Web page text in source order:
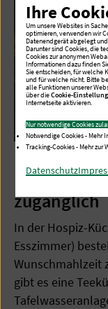
Hospiz-
zugänglich
In der Hospiz-
Esszimmer)
Wunschmahlzeit
gibt es eine
Ihre
Um unsere Websites in
optimieren, verwenden wir
Datenendgerät abgelegt
Darunter sind Cookies, die
Cookies zur anonymen
Informationen dazu finden
Sie entscheiden, für welche
und für welche nicht. Bitte
alle Funktionen unserer
über dieCookie-
Internetseite aktivieren.
Nur notwendige Cookies
Notwendige Cookies - Mehr
Tracking-Cookies - Mehr zur
Datenschutz